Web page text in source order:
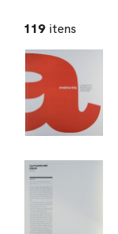
119 itens